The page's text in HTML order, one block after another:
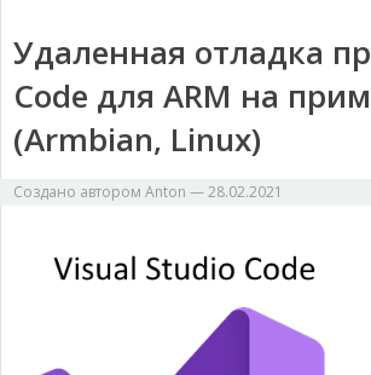
Удаленная отладка
Code для ARM на
(Armbian, Linux)
Создано автором Anton —28.02.2021